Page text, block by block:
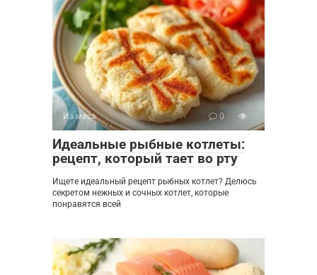
Из мяса 0
Идеальные рыбные котлеты:
рецепт, который тает во рту
Ищете идеальный рецепт рыбных котлет? Делюсь
секретом нежных и сочных котлет, которые
понравятся всей